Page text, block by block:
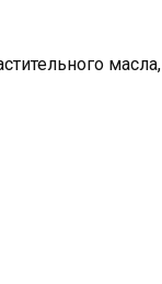
масла,